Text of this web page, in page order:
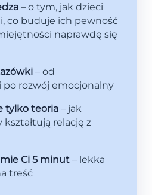
– o tym, jak dzieci
co buduje ich pewność
naprawdę się
– od
po rozwój emocjonalny
tylko teoria– jak
relację z
Ci 5 minut– lekka
treść